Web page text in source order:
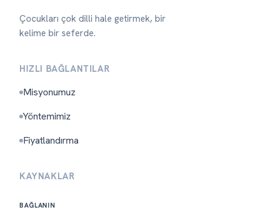
Çocukları çok dilli hale getirmek, bir
kelime bir seferde.
HIZLI BAĞLANTILAR
Misyonumuz
Yöntemimiz
Fiyatlandırma
KAYNAKLAR
BAĞLANIN